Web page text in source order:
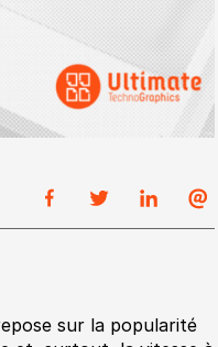
sur la popularité